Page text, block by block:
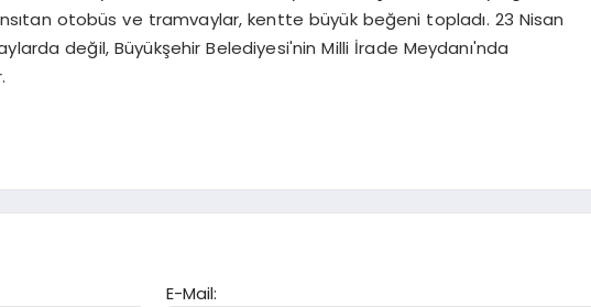
otobüs ve tramvaylar, kentte büyük beğeni topladı. 23 Nisan
değil, Büyükşehir Belediyesi'nin Milli İrade Meydanı'nda
E-Mail: